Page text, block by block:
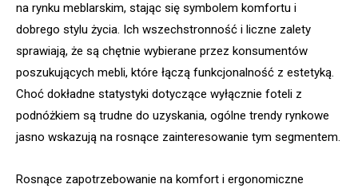
na rynku meblarskim, stając się symbolem komfortu i
dobrego stylu życia. Ich wszechstronność i liczne zalety
sprawiają, że są chętnie wybierane przez konsumentów
poszukujących mebli, które łączą funkcjonalność z estetyką.
Choć dokładne statystyki dotyczące wyłącznie foteli z
podnóżkiem są trudne do uzyskania, ogólne trendy rynkowe
jasno wskazują na rosnące zainteresowanie tym segmentem.
Rosnące zapotrzebowanie na komfort i ergonomiczne